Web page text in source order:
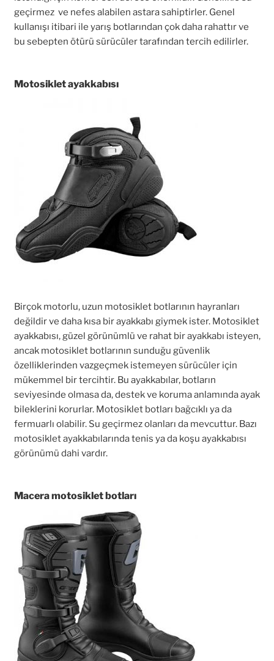
geçirmez ve nefes alabilen astara sahiptirler. Genel
kullanışı itibari ile yarış botlarından çok daha rahattır ve
bu sebepten ötürü sürücüler tarafından tercih edilirler.
Motosiklet ayakkabısı
Birçok motorlu, uzun motosiklet botlarının hayranları
değildir ve daha kısa bir ayakkabı giymek ister. Motosiklet
ayakkabısı, güzel görünümlü ve rahat bir ayakkabı isteyen,
ancak motosiklet botlarının sunduğu güvenlik
özelliklerinden vazgeçmek istemeyen sürücüler için
mükemmel bir tercihtir. Bu ayakkabılar, botların
seviyesinde olmasa da, destek ve koruma anlamında ayak
bileklerini korurlar. Motosiklet botları bağcıklı ya da
fermuarlı olabilir. Su geçirmez olanları da mevcuttur. Bazı
motosiklet ayakkabılarında tenis ya da koşu ayakkabısı
görünümü dahi vardır.
Macera motosiklet botları